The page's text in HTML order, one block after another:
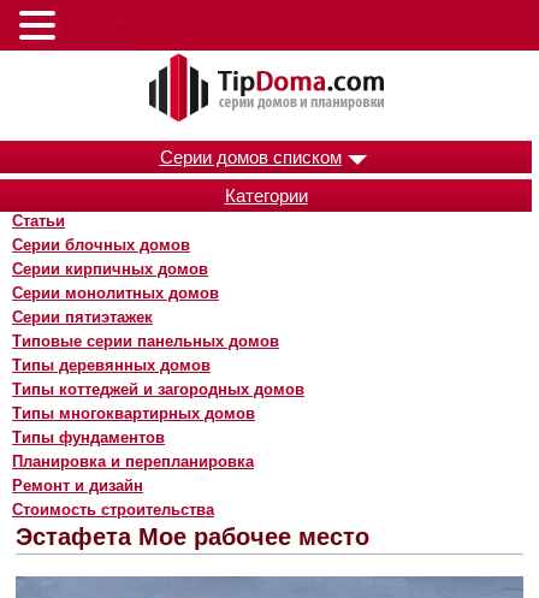
Серии домов списком
Категории
Статьи
Серии блочных домов
Серии кирпичных домов
Серии монолитных домов
Серии пятиэтажек
Типовые серии панельных домов
Типы деревянных домов
Типы коттеджей и загородных домов
Типы многоквартирных домов
Типы фундаментов
Планировка и перепланировка
Ремонт и дизайн
Стоимость строительства
Эстафета Мое рабочее место